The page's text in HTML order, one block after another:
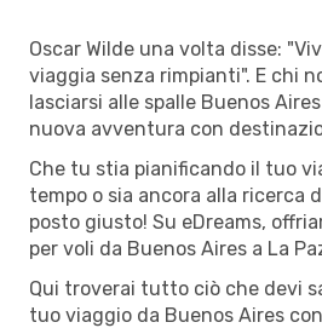
Oscar Wilde una volta disse:
viaggia senza rimpianti". E chi
lasciarsi alle spalle Buenos
nuova avventura con
Che tu stia pianificando il tuo
tempo o sia ancora alla ricerca
posto giusto! Su eDreams,
per voli da Buenos Aires a La
Qui troverai tutto ciò che devi
tuo viaggio da Buenos Aires